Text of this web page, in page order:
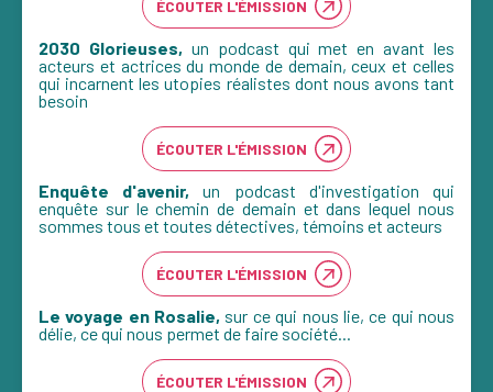
ÉCOUTER L'ÉMISSION
2030 Glorieuses, un podcast qui met en avant les
acteurs et actrices du monde de demain, ceux et celles
qui incarnent les utopies réalistes dont nous avons tant
besoin
ÉCOUTER L'ÉMISSION
Enquête d'avenir,un podcast d'investigation qui
enquête sur le chemin de demain et dans lequel nous
sommes tous et toutes détectives, témoins et acteurs
ÉCOUTER L'ÉMISSION
Le voyage en Rosalie, sur ce qui nous lie, ce qui nous
délie, ce qui nous permet de faire société...
ÉCOUTER L'ÉMISSION